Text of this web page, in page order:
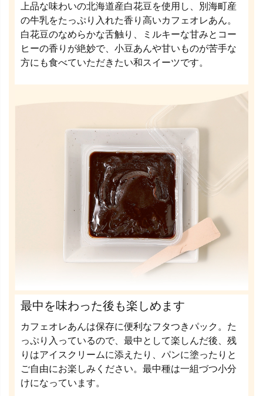
上品な味わいの北海道産白花豆を使用し、別海町産
の牛乳をたっぷり入れた香り高いカフェオレあん。
白花豆のなめらかな舌触り、ミルキーな甘みとコー
ヒーの香りが絶妙で、小豆あんや甘いものが苦手な
方にも食べていただきたい和スイーツです。
最中を味わった後も楽しめます
カフェオレあんは保存に便利なフタつきパック。た
っぷり入っているので、最中として楽しんだ後、残
りはアイスクリームに添えたり、パンに塗ったりと
ご自由にお楽しみください。最中種は一組づつ小分
けになっています。